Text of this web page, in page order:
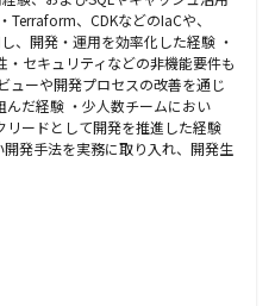
、CDKなどのIaCや、
、開発・運用を効率化した経験 ・
セキュリティなどの非機能要件も
ューや開発プロセスの改善を通じ
んだ経験 ・少人数チームにおい
リードとして開発を推進した経験
開発手法を実務に取り入れ、開発生